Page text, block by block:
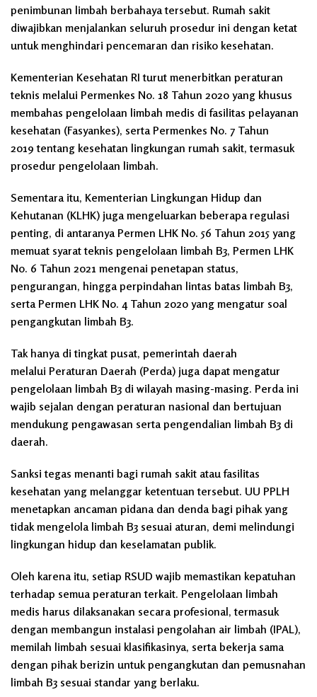
penimbunan limbah berbahaya tersebut. Rumah sakit
diwajibkan menjalankan seluruh prosedur ini dengan ketat
untuk menghindari pencemaran dan risiko kesehatan.
Kementerian Kesehatan RI turut menerbitkan peraturan
teknis melalui Permenkes No. 18 Tahun 2020 yang khusus
membahas pengelolaan limbah medis di fasilitas pelayanan
kesehatan (Fasyankes), serta Permenkes No. 7 Tahun
2019 tentang kesehatan lingkungan rumah sakit, termasuk
prosedur pengelolaan limbah.
Sementara itu, Kementerian Lingkungan Hidup dan
Kehutanan (KLHK) juga mengeluarkan beberapa regulasi
penting, di antaranya Permen LHK No. 56 Tahun 2015 yang
memuat syarat teknis pengelolaan limbah B3, Permen LHK
No. 6 Tahun 2021 mengenai penetapan status,
pengurangan, hingga perpindahan lintas batas limbah B3,
serta Permen LHK No. 4 Tahun 2020 yang mengatur soal
pengangkutan limbah B3.
Tak hanya di tingkat pusat, pemerintah daerah
melalui Peraturan Daerah (Perda) juga dapat mengatur
pengelolaan limbah B3 di wilayah masing-masing. Perda ini
wajib sejalan dengan peraturan nasional dan bertujuan
mendukung pengawasan serta pengendalian limbah B3 di
daerah.
Sanksi tegas menanti bagi rumah sakit atau fasilitas
kesehatan yang melanggar ketentuan tersebut. UU PPLH
menetapkan ancaman pidana dan denda bagi pihak yang
tidak mengelola limbah B3 sesuai aturan, demi melindungi
lingkungan hidup dan keselamatan publik.
Oleh karena itu, setiap RSUD wajib memastikan kepatuhan
terhadap semua peraturan terkait. Pengelolaan limbah
medis harus dilaksanakan secara profesional, termasuk
dengan membangun instalasi pengolahan air limbah (IPAL),
memilah limbah sesuai klasifikasinya, serta bekerja sama
dengan pihak berizin untuk pengangkutan dan pemusnahan
limbah B3 sesuai standar yang berlaku.